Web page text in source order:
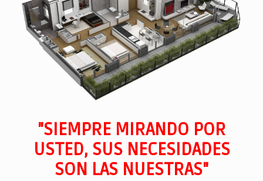
"SIEMPRE MIRANDO POR
USTED, SUS NECESIDADES
SON LAS NUESTRAS"